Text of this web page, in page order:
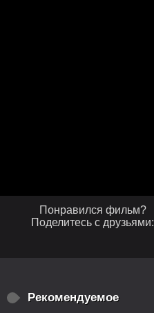
Понравился фильм?
Поделитесь с друзьями:
Рекомендуемое